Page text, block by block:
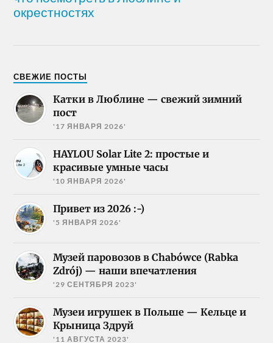
окрестностях
СВЕЖИЕ ПОСТЫ
Катки в Люблине — свежий зимний
пост
'17 ЯНВАРЯ 2026'
HAYLOU Solar Lite 2: простые и
красивые умные часы
'10 ЯНВАРЯ 2026'
Привет из 2026 :-)
'5 ЯНВАРЯ 2026'
Музей паровозов в Chabówce (Rabka
Zdrój) — наши впечатления
'29 СЕНТЯБРЯ 2023'
Музеи игрушек в Польше — Кельце и
Крыница Здруй
'11 АВГУСТА 2023'